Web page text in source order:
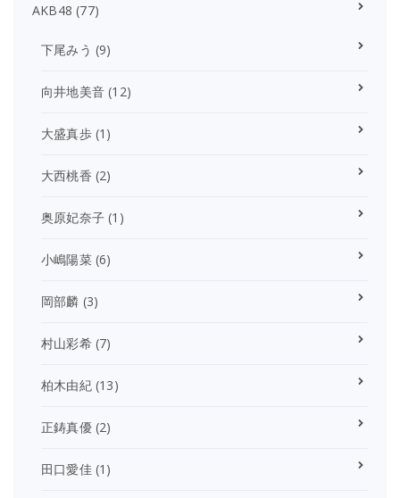
AKB48 (77)
下尾みう (9)
向井地美音 (12)
大盛真歩(1)
大西桃香 (2)
奥原妃奈子 (1)
小嶋陽菜(6)
岡部麟 (3)
村山彩希(7)
柏木由紀(13)
正鋳真優(2)
田口愛佳(1)